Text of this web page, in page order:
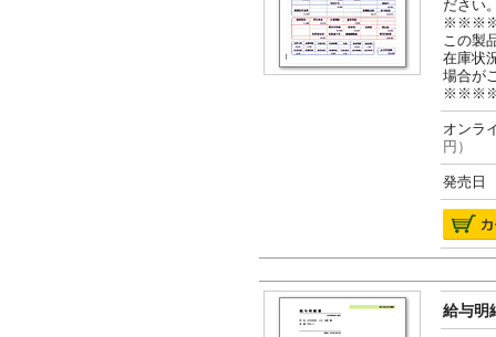
ださい
この製
在庫状
場合が
オン
円）
発売日
給与明